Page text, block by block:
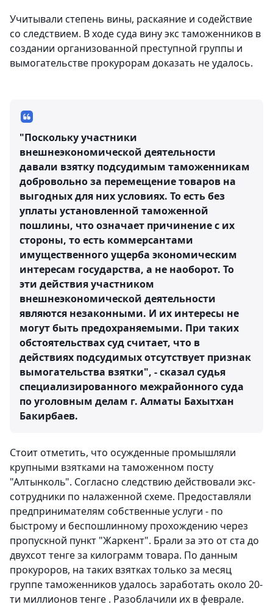
Учитывали степень вины, раскаяние и содействие
со следствием. В ходе суда вину экс таможенников в
создании организованной преступной группы и
вымогательстве прокурорам доказать не удалось.
"Поскольку участники
внешнеэкономической деятельности
давали взятку подсудимым таможенникам
добровольно за перемещение товаров на
выгодных для них условиях. То есть без
уплаты установленной таможенной
пошлины, что означает причинение с их
стороны, то есть коммерсантами
имущественного ущерба экономическим
интересам государства, а не наоборот. То
эти действия участником
внешнеэкономической деятельности
являются незаконными. И их интересы не
могут быть предохраняемыми. При таких
обстоятельствах суд считает, что в
действиях подсудимых отсутствует признак
вымогательства взятки", - сказал судья
специализированного межрайонного суда
по уголовным делам г. Алматы Бахытхан
Бакирбаев.
Стоит отметить, что осужденные промышляли
крупными взятками на таможенном посту
"Алтынколь". Согласно следствию действовали экс-
сотрудники по налаженной схеме. Предоставляли
предпринимателям собственные услуги - по
быстрому и беспошлинному прохождению через
пропускной пункт "Жаркент". Брали за это от ста до
двухсот тенге за килограмм товара. По данным
прокуроров, на таких взятках только за месяц
группе таможенников удалось заработать около 20-
ти миллионов тенге . Разоблачили их в феврале.